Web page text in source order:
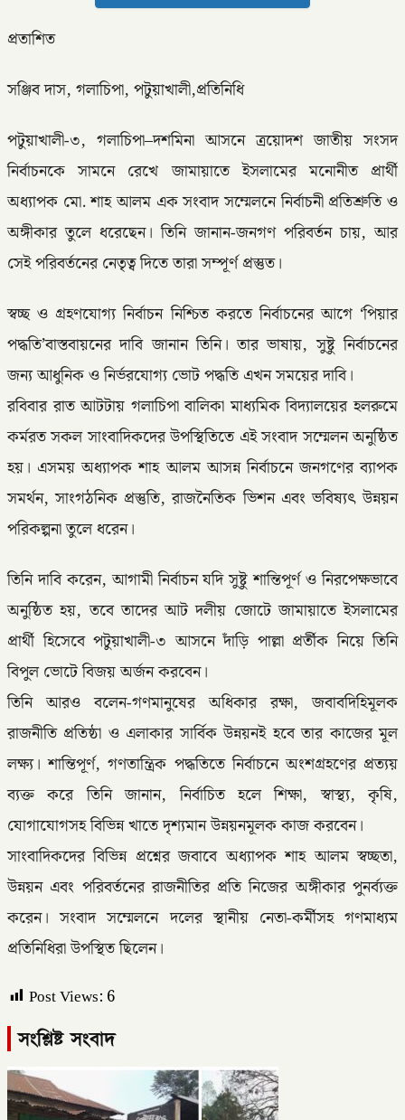
প্রতাশিত
সঞ্জিব দাস, গলাচিপা, পটুয়াখালী,প্রতিনিধি
পটুয়াখালী-৩, গলাচিপা–দশমিনা আসনে ত্রয়োদশ জাতীয় সংসদ
নির্বাচনকে সামনে রেখে জামায়াতে ইসলামের মনোনীত প্রার্থী
অধ্যাপক মো. শাহ আলম এক সংবাদ সম্মেলনে নির্বাচনী প্রতিশ্রুতি ও
অঙ্গীকার তুলে ধরেছেন। তিনি জানান-জনগণ পরিবর্তন চায়, আর
সেই পরিবর্তনের নেতৃত্ব দিতে তারা সম্পূর্ণ প্রস্তুত।
স্বচ্ছ ও গ্রহণযোগ্য নির্বাচন নিশ্চিত করতে নির্বাচনের আগে ‘পিয়ার
পদ্ধতি’বাস্তবায়নের দাবি জানান তিনি। তার ভাষায়, সুষ্টু নির্বাচনের
জন্য আধুনিক ও নির্ভরযোগ্য ভোট পদ্ধতি এখন সময়ের দাবি।
রবিবার রাত আটটায় গলাচিপা বালিকা মাধ্যমিক বিদ্যালয়ের হলরুমে
কর্মরত সকল সাংবাদিকদের উপস্থিতিতে এই সংবাদ সম্মেলন অনুষ্ঠিত
হয়। এসময় অধ্যাপক শাহ আলম আসন্ন নির্বাচনে জনগণের ব্যাপক
সমর্থন, সাংগঠনিক প্রস্তুতি, রাজনৈতিক ভিশন এবং ভবিষ্যৎ উন্নয়ন
পরিকল্পনা তুলে ধরেন।
তিনি দাবি করেন, আগামী নির্বাচন যদি সুষ্টু শান্তিপূর্ণ ও নিরপেক্ষভাবে
অনুষ্ঠিত হয়, তবে তাদের আট দলীয় জোটে জামায়াতে ইসলামের
প্রার্থী হিসেবে পটুয়াখালী-৩ আসনে দাঁড়ি পাল্লা প্রর্তীক নিয়ে তিনি
বিপুল ভোটে বিজয় অর্জন করবেন।
তিনি আরও বলেন-গণমানুষের অধিকার রক্ষা, জবাবদিহিমূলক
রাজনীতি প্রতিষ্ঠা ও এলাকার সার্বিক উন্নয়নই হবে তার কাজের মূল
লক্ষ্য। শান্তিপূর্ণ, গণতান্ত্রিক পদ্ধতিতে নির্বাচনে অংশগ্রহণের প্রত্যয়
ব্যক্ত করে তিনি জানান, নির্বাচিত হলে শিক্ষা, স্বাস্থ্য, কৃষি,
যোগাযোগসহ বিভিন্ন খাতে দৃশ্যমান উন্নয়নমূলক কাজ করবেন।
সাংবাদিকদের বিভিন্ন প্রশ্নের জবাবে অধ্যাপক শাহ আলম স্বচ্ছতা,
উন্নয়ন এবং পরিবর্তনের রাজনীতির প্রতি নিজের অঙ্গীকার পুনর্ব্যক্ত
করেন। সংবাদ সম্মেলনে দলের স্থানীয় নেতা-কর্মীসহ গণমাধ্যম
প্রতিনিধিরা উপস্থিত ছিলেন।
Post Views: 6
সংশ্লিষ্ট সংবাদ